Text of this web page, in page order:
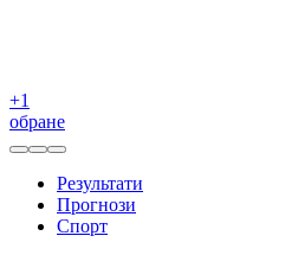
+1
обране
Результати
Прогнози
Спорт